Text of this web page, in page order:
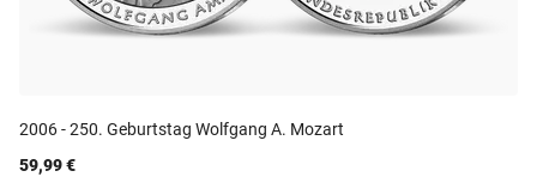
2006 - 250. Geburtstag Wolfgang A. Mozart
59,99 €